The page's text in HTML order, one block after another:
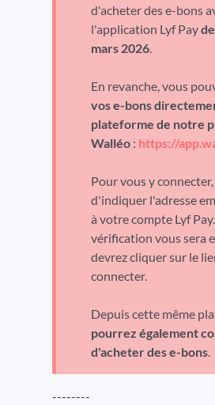
d'acheter des e-bons
l'application Lyf Pay
mars 2026.
En revanche, vous
vos e-bons
plateforme de notre
Walléo : https://
Pour vous y
d'indiquer l'adresse
à votre compte Lyf
vérification vous sera
devrez cliquer sur le
connecter.
Depuis cette même
pourrez également
d'acheter des e-bons.
--------